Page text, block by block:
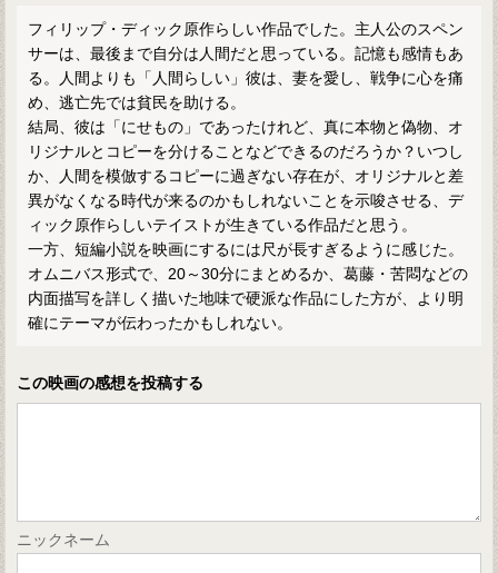
フィリップ・ディック原作らしい作品でした。主人公のスペン
サーは、最後まで自分は人間だと思っている。記憶も感情もあ
る。人間よりも「人間らしい」彼は、妻を愛し、戦争に心を痛
め、逃亡先では貧民を助ける。
結局、彼は「にせもの」であったけれど、真に本物と偽物、オ
リジナルとコピーを分けることなどできるのだろうか？いつし
か、人間を模倣するコピーに過ぎない存在が、オリジナルと差
異がなくなる時代が来るのかもしれないことを示唆させる、デ
ィック原作らしいテイストが生きている作品だと思う。
一方、短編小説を映画にするには尺が長すぎるように感じた。
オムニバス形式で、20～30分にまとめるか、葛藤・苦悶などの
内面描写を詳しく描いた地味で硬派な作品にした方が、より明
確にテーマが伝わったかもしれない。
この映画の感想を投稿する
ニックネーム